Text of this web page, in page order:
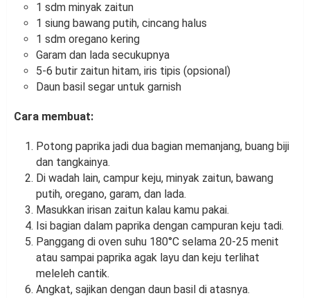
1 sdm minyak zaitun
1 siung bawang putih, cincang halus
1 sdm oregano kering
Garam dan lada secukupnya
5-6 butir zaitun hitam, iris tipis (opsional)
Daun basil segar untuk garnish
Cara membuat:
Potong paprika jadi dua bagian memanjang, buang biji
dan tangkainya.
Di wadah lain, campur keju, minyak zaitun, bawang
putih, oregano, garam, dan lada.
Masukkan irisan zaitun kalau kamu pakai.
Isi bagian dalam paprika dengan campuran keju tadi.
Panggang di oven suhu 180°C selama 20-25 menit
atau sampai paprika agak layu dan keju terlihat
meleleh cantik.
Angkat, sajikan dengan daun basil di atasnya.